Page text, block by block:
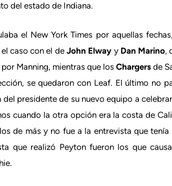
del estado de Indiana.
el New York Times por aquellas
caso con el de John Elway y Dan Marino,
Manning, mientras que los Chargers de
se quedaron con Leaf. El último no
presidente de su nuevo equipo a
cuando la otra opción era la costa de
de más y no fue a la entrevista que
que realizó Peyton fueron los que